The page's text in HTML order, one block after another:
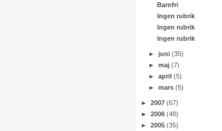
Barnfri
Ingen rubrik
Ingen rubrik
Ingen rubrik
►juni(35)
►maj(7)
►april(5)
►mars(5)
► 2007 (67)
► 2006 (48)
► 2005 (35)